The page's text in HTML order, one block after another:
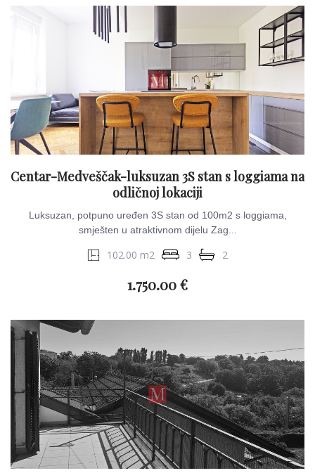
Centar-Medveščak-luksuzan 3S stan s loggiama na
odličnoj lokaciji
Luksuzan, potpuno uređen 3S stan od 100m2 s loggiama,
smješten u atraktivnom dijelu Zag...
102.00 m2 3 2
1.750.00 €